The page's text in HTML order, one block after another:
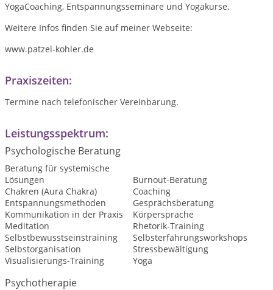
YogaCoaching, Entspannungsseminare und Yogakurse.
Weitere Infos finden Sie auf meiner Webseite:
www.patzel-kohler.de
Praxiszeiten:
Termine nach telefonischer Vereinbarung.
Leistungsspektrum:
Psychologische Beratung
Beratung für systemische
Lösungen
Burnout-Beratung
Chakren (Aura Chakra)
Coaching
Entspannungsmethoden
Gesprächsberatung
Kommunikation in der Praxis
Körpersprache
Meditation
Rhetorik-Training
Selbstbewusstseinstraining
Selbsterfahrungsworkshops
Selbstorganisation
Stressbewältigung
Visualisierungs-Training
Yoga
Psychotherapie